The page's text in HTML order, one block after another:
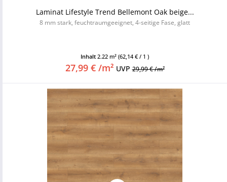
Laminat Lifestyle Trend Bellemont Oak beige...
8 mm stark, feuchtraumgeeignet, 4-seitige Fase, glatt
Inhalt 2.22 m² (62,14 € / 1 )
27,99 € /m² UVP29,99 € /m²